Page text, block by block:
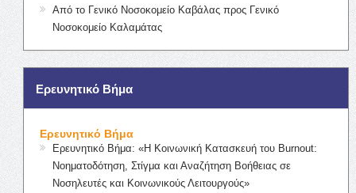
Από το Γενικό Νοσοκομείο Καβάλας προς Γενικό
Νοσοκομείο Καλαμάτας
Ερευνητικό Βήμα
Ερευνητικό Βήμα
Ερευνητικό Βήμα: «Η Κοινωνική Κατασκευή του Burnout:
Νοηματοδότηση, Στίγμα και Αναζήτηση Βοήθειας σε
Νοσηλευτές και Κοινωνικούς Λειτουργούς»